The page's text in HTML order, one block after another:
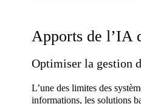
Apports de l’IA
Optimiser la gestion
L’une des limites des
informations, les solutions